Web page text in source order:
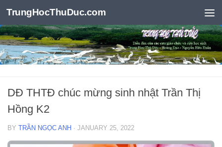
Skip to content
TrungHocThuDuc.com
DĐ THTĐ chúc mừng sinh nhật Trần Thị
Hồng K2
BY TRẦN NGỌC ANH · JANUARY 25, 2022